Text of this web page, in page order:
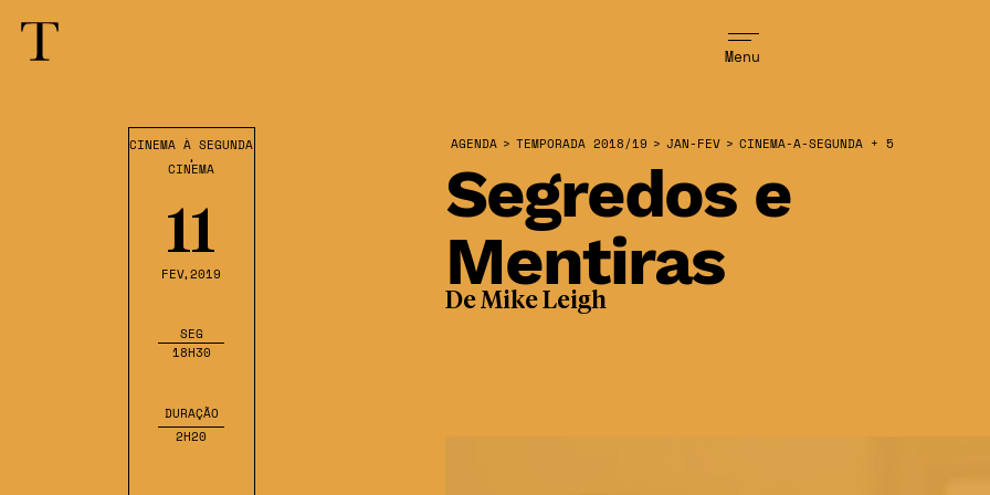
Menu
Segredos e
Mentiras
CINEMA À SEGUNDA
,
CINEMA
11
FEV,2019
SEG
18H30
DURAÇÃO
2H20
AGENDA > TEMPORADA 2018/19 > JAN-FEV > CINEMA-A-SEGUNDA + 5
De Mike Leigh